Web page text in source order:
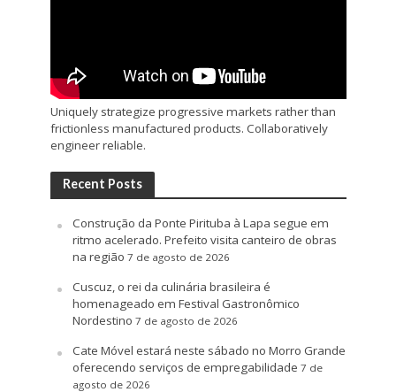
Uniquely strategize progressive markets rather than
frictionless manufactured products. Collaboratively
engineer reliable.
Recent Posts
Construção da Ponte Pirituba à Lapa segue em
ritmo acelerado. Prefeito visita canteiro de obras
na região 7 de agosto de 2026
Cuscuz, o rei da culinária brasileira é
homenageado em Festival Gastronômico
Nordestino 7 de agosto de 2026
Cate Móvel estará neste sábado no Morro Grande
oferecendo serviços de empregabilidade 7 de
agosto de 2026